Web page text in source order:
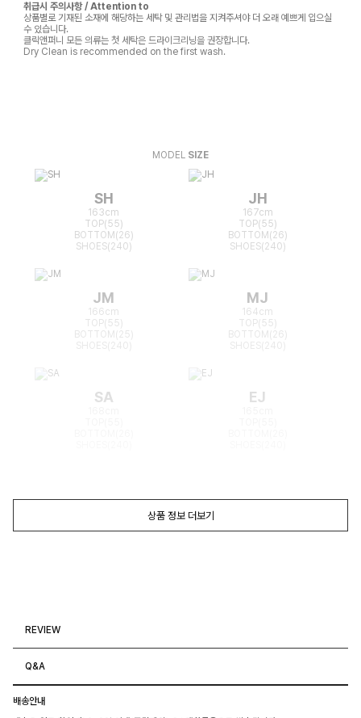
취급시 주의사항 / Attention to
상품별로 기재된 소재에 해당하는 세탁 및 관리법을 지켜주셔야 더 오래 예쁘게 입으실
수 있습니다.
클릭앤퍼니 모든 의류는 첫 세탁은 드라이크리닝을 권장합니다.
Dry Clean is recommended on the first wash.
MODEL SIZE
SH
163cm
TOP(55)
BOTTOM(26)
SHOES(240)
JH
167cm
TOP(55)
BOTTOM(26)
SHOES(240)
JM
166cm
TOP(55)
BOTTOM(25)
MJ
164cm
TOP(55)
BOTTOM(26)
SA EJ
상품 정보 더보기
REVIEW
Q&A
배송안내